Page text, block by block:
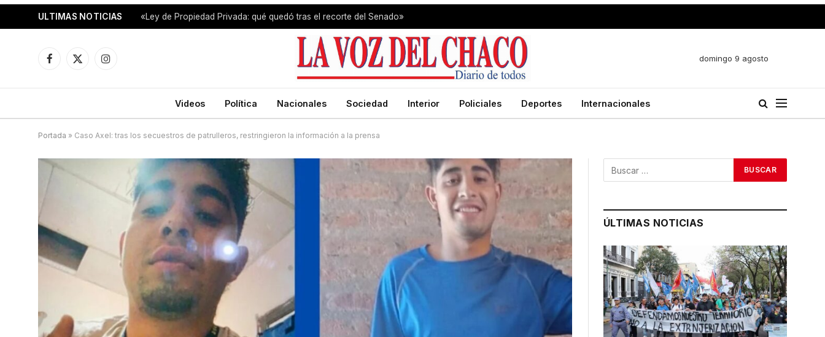
ULTIMAS NOTICIAS «Ley de Propiedad Privada: qué quedó tras el recorte del Senado»
Facebook
X
Instagram
domingo 9 agosto
Videos Política Nacionales Sociedad Interior Policiales Deportes Internacionales
Portada » Caso Axel: tras los secuestros de patrulleros, restringieron la información a la prensa
ÚLTIMAS NOTICIAS